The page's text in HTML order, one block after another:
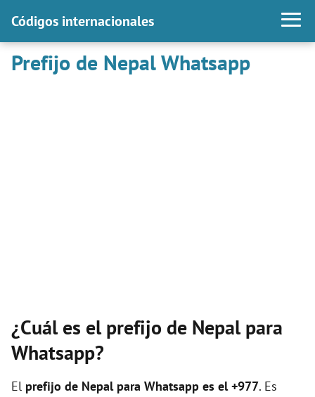
Códigos internacionales
Prefijo de Nepal Whatsapp
¿Cuál es el prefijo de Nepal para
Whatsapp?
El prefijo de Nepal para Whatsapp es el +977. Es